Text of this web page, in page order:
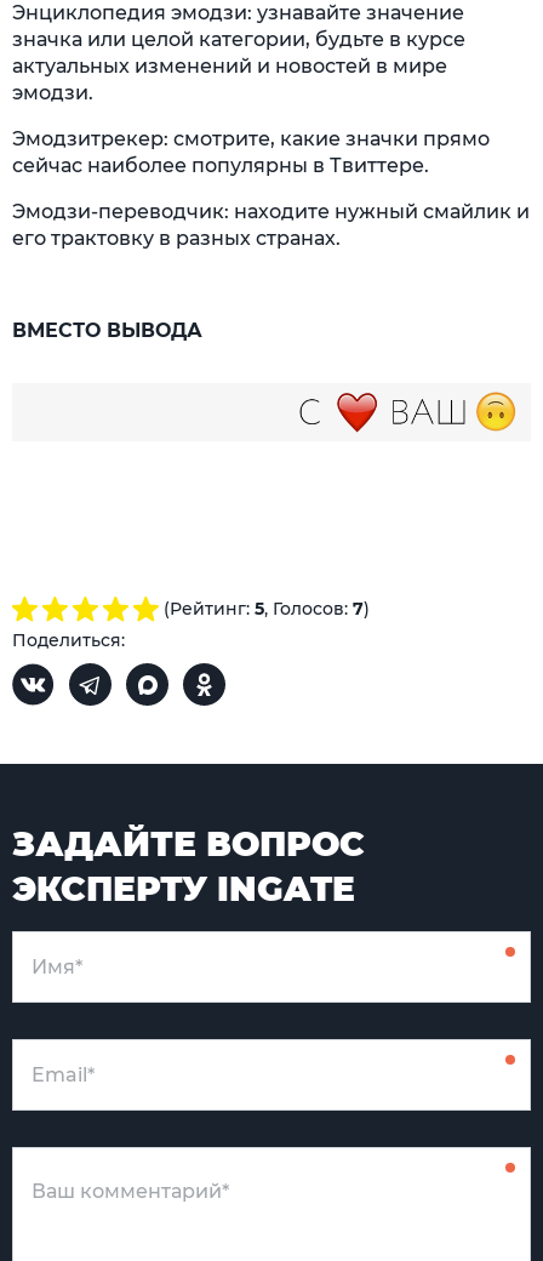
Энциклопедия эмодзи: узнавайте значение
значка или целой категории, будьте в курсе
актуальных изменений и новостей в мире
эмодзи.
Эмодзитрекер: смотрите, какие значки прямо
сейчас наиболее популярны в Твиттере.
Эмодзи-переводчик: находите нужный смайлик и
его трактовку в разных странах.
ВМЕСТО ВЫВОДА
(Рейтинг: 5, Голосов: 7)
Поделиться:
ЗАДАЙТЕ ВОПРОС
ЭКСПЕРТУ INGATE